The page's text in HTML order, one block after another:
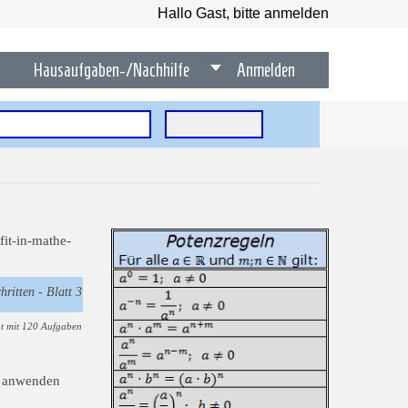
Hallo Gast, bitte anmelden
Hausaufgaben-/Nachhilfe Anmelden
- Blatt 3
mit 120 Aufgaben